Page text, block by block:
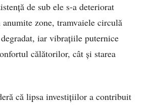
de sub ele s-a deteriorat
zone, tramvaiele circulă
iar vibrațiile puternice
călătorilor, cât și starea
că lipsa investițiilor a contribuit